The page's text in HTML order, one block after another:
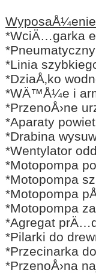
*WciÄ…garka
*Linia
*DziaÅ‚ko
*WÄ™Å¼e i
*PrzenoÅ›ne
*Aparaty
*Drabina
*Wentylator
*Motopompa
*Motopompa
*Motopompa
*Motopompa
*Agregat
*Pilarki do
*Przecinarka
*PrzenoÅ›na